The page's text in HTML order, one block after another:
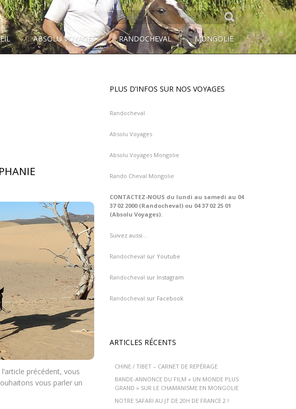
SEARCH
FOR:
ABSOLU VOYAGES RANDOCHEVAL MONGOLIE
précédent, vous
vous parler un
PLUS D’INFOS SUR NOS VOYAGES
Randocheval
Absolu Voyages
Absolu Voyages Mongolie
Rando Cheval Mongolie
CONTACTEZ-NOUS du lundi au samedi au 04
37 02 2000 (Randocheval) ou 04 37 02 25 01
(Absolu Voyages).
Suivez aussi…
Randocheval sur Youtube
Randocheval sur Instagram
Randocheval sur Facebook
ARTICLES RÉCENTS
CHINE / TIBET – CARNET DE REPÉRAGE
BANDE-ANNONCE DU FILM « UN MONDE PLUS
GRAND » SUR LE CHAMANISME EN MONGOLIE
NOTRE SAFARI AU JT DE 20H DE FRANCE 2 !